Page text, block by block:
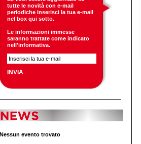
tutte le novità con e-mail
periodiche inserisci la tua e-mail
nel box qui sotto.
Le informazioni immesse
saranno trattate come indicato
nell'informativa.
Nessun evento trovato